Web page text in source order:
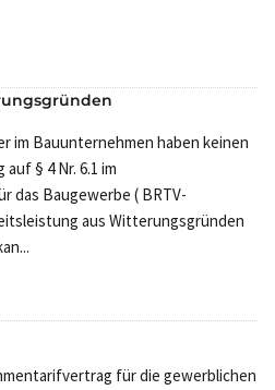
im Bauunternehmen haben keinen
§ 4 Nr. 6.1 im
das Baugewerbe ( BRTV-
aus Witterungsgründen
für die gewerblichen